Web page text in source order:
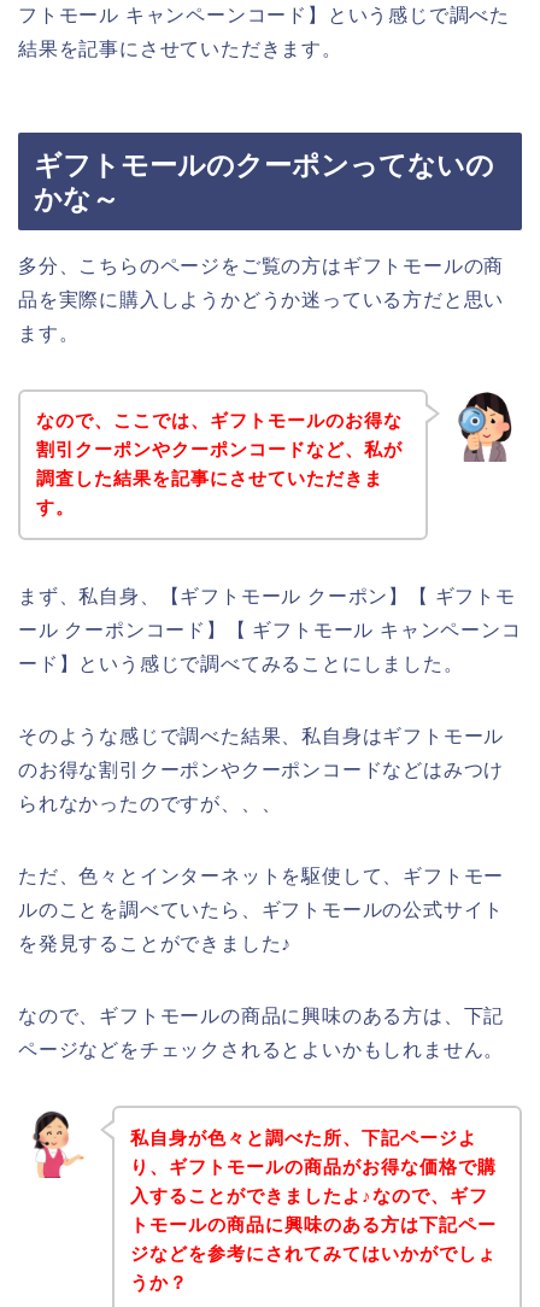
フトモール キャンペーンコード】という感じで調べた
結果を記事にさせていただきます。
ギフトモールのクーポンってないの
かな～
多分、こちらのページをご覧の方はギフトモールの商
品を実際に購入しようかどうか迷っている方だと思い
ます。
なので、ここでは、ギフトモールのお得な
割引クーポンやクーポンコードなど、私が
調査した結果を記事にさせていただきま
す。
まず、私自身、【ギフトモール クーポン】【 ギフトモ
ール クーポンコード】【 ギフトモール キャンペーンコ
ード】という感じで調べてみることにしました。
そのような感じで調べた結果、私自身はギフトモール
のお得な割引クーポンやクーポンコードなどはみつけ
られなかったのですが、、、
ただ、色々とインターネットを駆使して、ギフトモー
ルのことを調べていたら、ギフトモールの公式サイト
を発見することができました♪
なので、ギフトモールの商品に興味のある方は、下記
ページなどをチェックされるとよいかもしれません。
私自身が色々と調べた所、下記ページよ
り、ギフトモールの商品がお得な価格で購
入することができましたよ♪なので、ギフ
トモールの商品に興味のある方は下記ペー
ジなどを参考にされてみてはいかがでしょ
うか？